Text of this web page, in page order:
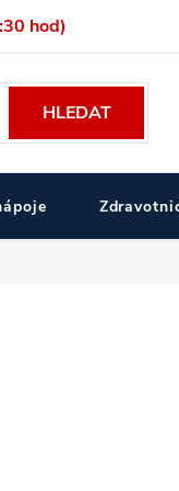
hod)
Velkoobchodní prodej
HLEDAT